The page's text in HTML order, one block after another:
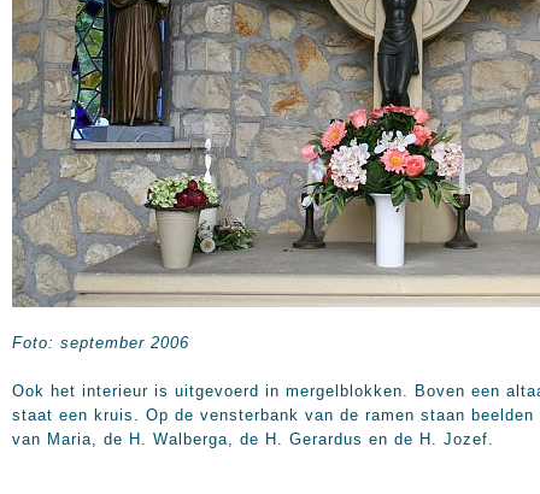
Foto: september 2006
Ook het interieur is uitgevoerd in mergelblokken. Boven een
staat een kruis. Op de vensterbank van de ramen staan beelden
van Maria, de H. Walberga, de H. Gerardus en de H. Jozef.